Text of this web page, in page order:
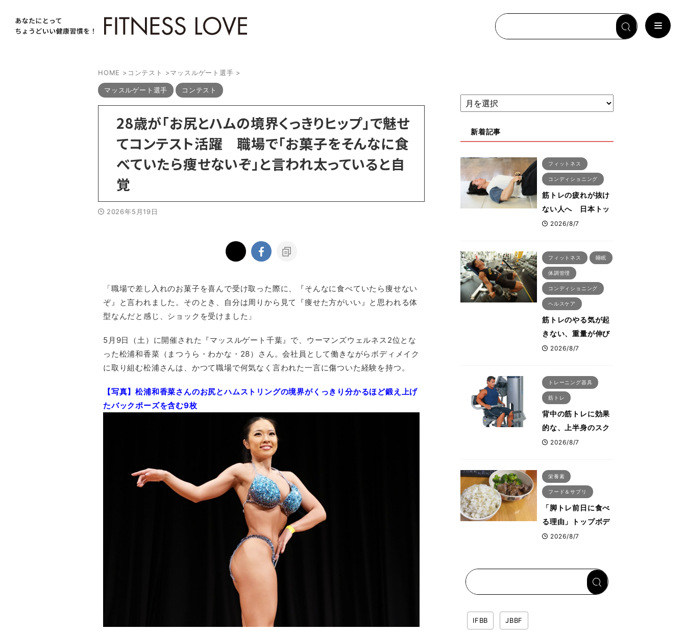
HOME > コンテスト >マッスルゲート選手 >
マッスルゲート選手 コンテスト
28歳が「お尻とハムの境界くっきりヒップ」で魅せ
てコンテスト活躍 職場で「お菓子をそんなに食
べていたら痩せないぞ」と言われ太っていると自
覚
2026年5月19日
「職場で差し入れのお菓子を喜んで受け取った際に、『そんなに食べていたら痩せない
ぞ』と言われました。そのとき、自分は周りから見て『痩せた方がいい』と思われる体
型なんだと感じ、ショックを受けました」
5月9日（土）に開催された『マッスルゲート千葉』で、ウーマンズウェルネス2位とな
った松浦和香菜（まつうら・わかな・28）さん。会社員として働きながらボディメイク
に取り組む松浦さんは、かつて職場で何気なく言われた一言に傷ついた経験を持つ。
【写真】松浦和香菜さんのお尻とハムストリングの境界がくっきり分かるほど鍛え上げ
たバックポーズを含む9枚
新着記事
フィットネス
コンディショニング
筋トレの疲れが抜け
ない人へ 日本トッ
プボディビルダー・
る「回復習慣」
2026/8/7
フィットネス 睡眠
体調管理
コンディショニング
ヘルスケア
筋トレのやる気が起
きない、重量が伸び
ない ボディビル世
える食事・睡眠・呼
吸の整え方
2026/8/7
トレーニング器具
筋トレ
背中の筋トレに効果
的な、上半身のスク
ワットとも言われた
ス・プルオーバーマ
シン”とは？
2026/8/7
栄養素
フード＆サプリ
「脚トレ前日に食べ
る理由」トップボデ
ィビルダーが愛用す
2026/8/7
IFBB JBBF